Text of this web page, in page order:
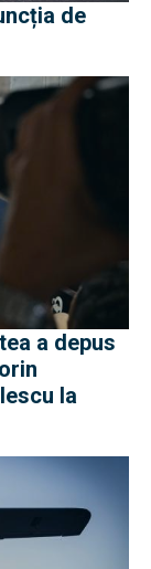
de
a depus
la